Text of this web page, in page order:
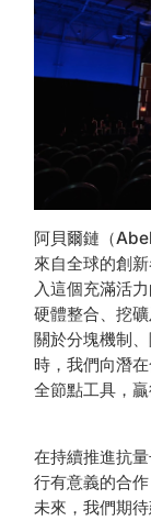
阿貝爾鏈（
來自全球的創
入這個充滿活
硬體整合、挖
關於分塊機制
時，我們向潛
全節點工具，贏
在持續推進抗
行有意義的合
未來，我們期